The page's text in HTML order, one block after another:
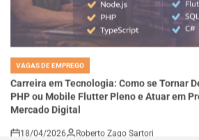
POSTED
IN
VAGAS DE EMPREGO
Carreira em Tecnologia: Como se Tornar
PHP ou Mobile Flutter Pleno e Atuar em
Mercado Digital
18/04/2026 Roberto Zago Sartori